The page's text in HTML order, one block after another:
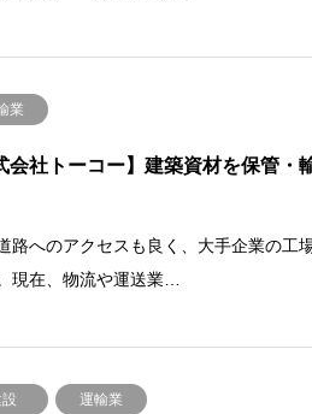
業
会社トーコー】建築資材を保管・
路へのアクセスも良く、大手企業の工
現在、物流や運送業…
運輸業